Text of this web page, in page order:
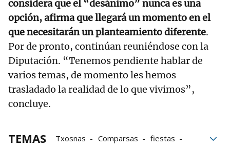
considera que el “desánimo” nunca es una
opción, afirma que llegará un momento en el
que necesitarán un planteamiento diferente.
Por de pronto, continúan reuniéndose con la
Diputación. “Tenemos pendiente hablar de
varios temas, de momento les hemos
trasladado la realidad de lo que vivimos”,
concluye.
TEMAS Txosnas Comparsas
fiestas